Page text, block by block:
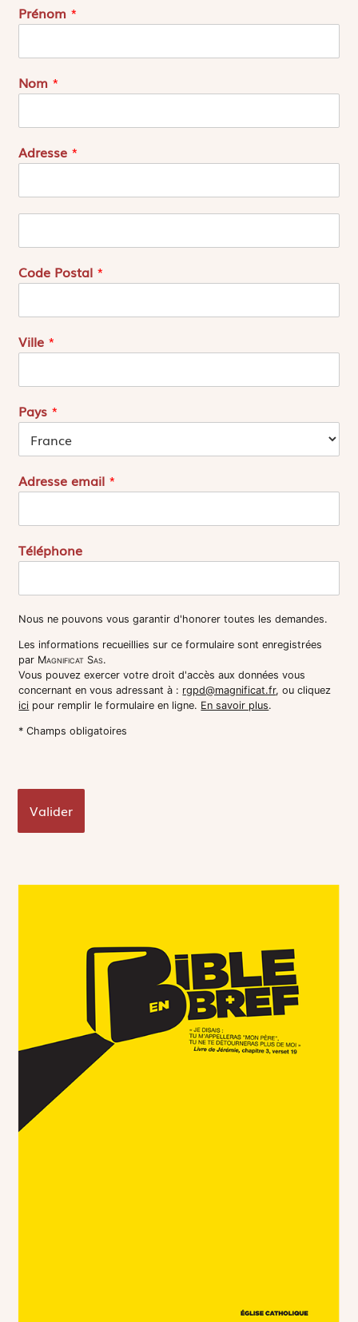
Prénom *
Nom *
Adresse *
A
r
e
s
e
2
Code Postal *
Ville *
Pays *
Adresse email *
Téléphone
Nous ne pouvons vous garantir d'honorer toutes les demandes.
Les informations recueillies sur ce formulaire sont enregistrées
par Magnificat Sas.
Vous pouvez exercer votre droit d'accès aux données vous
concernant en vous adressant à : rgpd@magnificat.fr, ou cliquez
ici pour remplir le formulaire en ligne. En savoir plus.
* Champs obligatoires
Valider